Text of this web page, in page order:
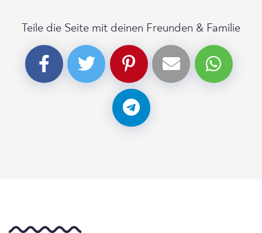
Teile die Seite mit deinen Freunden & Familie